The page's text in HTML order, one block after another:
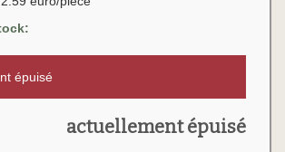
épuisé
actuellement épuisé